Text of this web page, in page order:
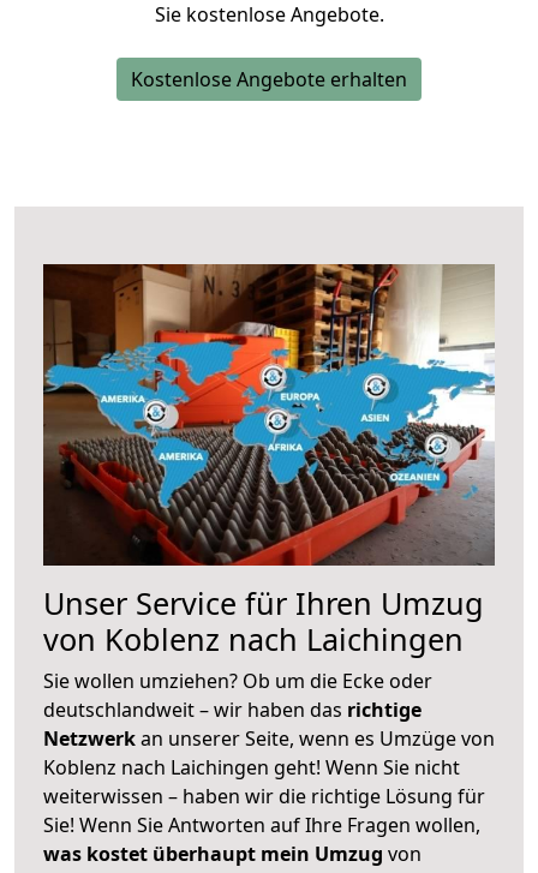
Sie kostenlose Angebote.
Kostenlose Angebote erhalten
Unser Service für Ihren Umzug
von Koblenz nach Laichingen
Sie wollen umziehen? Ob um die Ecke oder
deutschlandweit – wir haben das richtige
Netzwerkan unserer Seite, wenn es Umzüge von
Koblenz nach Laichingen geht! Wenn Sie nicht
weiterwissen – haben wir die richtige Lösung für
Sie! Wenn Sie Antworten auf Ihre Fragen wollen,
was kostet überhaupt mein Umzug von